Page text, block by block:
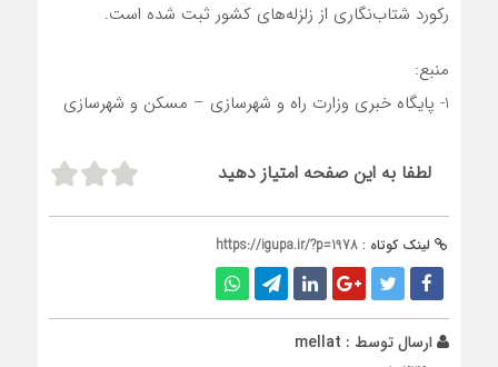
رکورد شتاب‌نگاری از زلزله‌های کشور ثبت شده است.
منبع:
1- پایگاه خبری وزارت راه و شهرسازی – مسکن و شهرسازی
لطفا به این صفحه امتیاز دهید
لینک کوتاه : https://igupa.ir/?p=1978
ارسال توسط : mellat